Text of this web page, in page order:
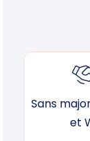
Sans
et